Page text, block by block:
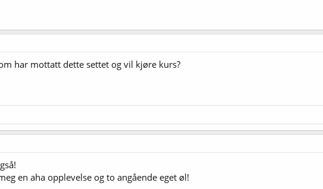
har mottatt dette settet og vil kjøre kurs?
en aha opplevelse og to angående eget øl!